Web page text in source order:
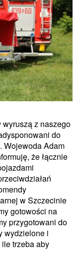
z naszego
do
Wojewoda Adam
że łącznie
w Szczecinie
gotowości na
przygotowani do
wydzielone i
trzeba aby